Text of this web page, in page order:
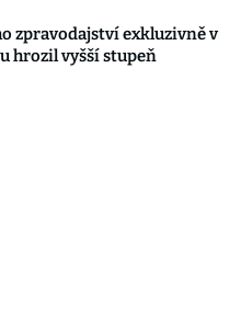
zpravodajství exkluzivně v
hrozil vyšší stupeň